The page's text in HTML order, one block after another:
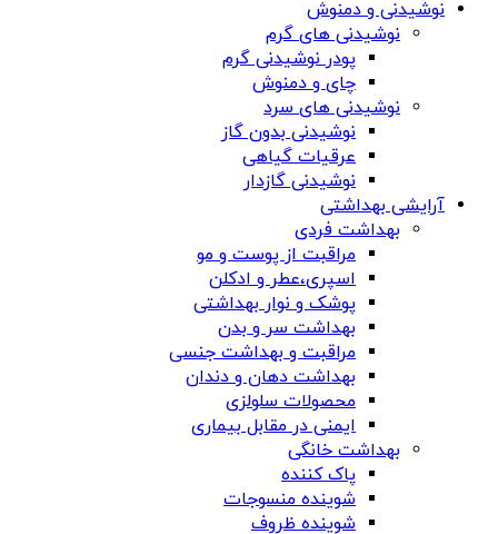
نوشیدنی و دمنوش
نوشیدنی های گرم
پودر نوشیدنی گرم
چای و دمنوش
نوشیدنی های سرد
نوشیدنی بدون گاز
عرقیات گیاهی
نوشیدنی گازدار
آرایشی بهداشتی
بهداشت فردی
مراقبت از پوست و مو
اسپری،عطر و ادکلن
پوشک و نوار بهداشتی
بهداشت سر و بدن
مراقبت و بهداشت جنسی
بهداشت دهان و دندان
محصولات سلولزی
ایمنی در مقابل بیماری
بهداشت خانگی
پاک کننده
شوینده منسوجات
شوینده ظروف